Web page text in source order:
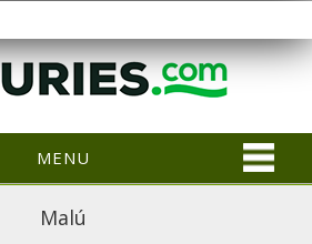
MENU
Malú